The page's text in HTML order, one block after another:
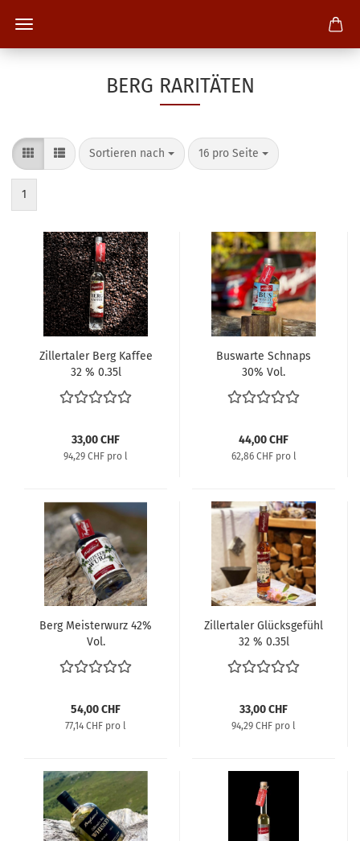
BERG RARITÄTEN
Sortieren nach
Sortieren nach 16 pro Seite
pro Seite
1
Zillertaler Berg Kaffee
32 % 0.35l
33,00 CHF
94,29 CHF pro l
Buswarte Schnaps
30% Vol.
44,00 CHF
62,86 CHF pro l
Berg Meisterwurz 42%
Vol.
54,00 CHF
77,14 CHF pro l
Zillertaler Glücksgefühl
32 % 0.35l
33,00 CHF
94,29 CHF pro l